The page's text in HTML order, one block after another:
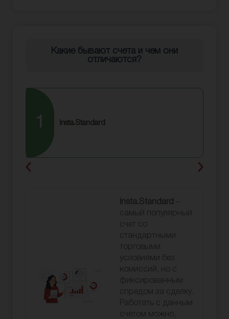
Какие бывают счета и чем они
отличаются?
1 Insta.Standard
Insta.Standard –
самый популярный
счет со
стандартными
торговыми
условиями без
комиссий, но с
фиксированным
спредом за сделку.
Работать с данным
счетом можно,